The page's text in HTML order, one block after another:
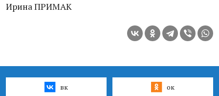
Ирина ПРИМАК
вк ок